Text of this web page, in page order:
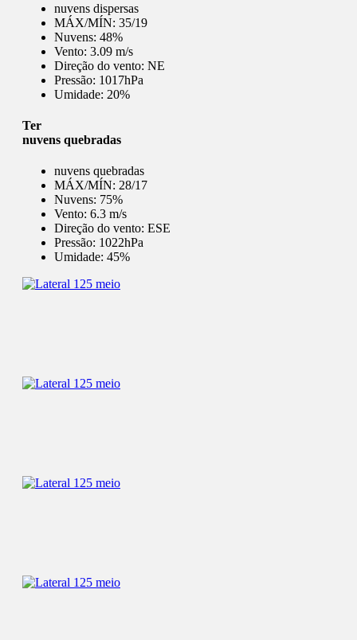
nuvens dispersas
MÁX/MÍN: 35/19
Nuvens: 48%
Vento: 3.09 m/s
Direção do vento: NE
Pressão: 1017hPa
Umidade: 20%
Ter
nuvens quebradas
nuvens quebradas
MÁX/MÍN: 28/17
Nuvens: 75%
Vento: 6.3 m/s
Direção do vento: ESE
Pressão: 1022hPa
Umidade: 45%